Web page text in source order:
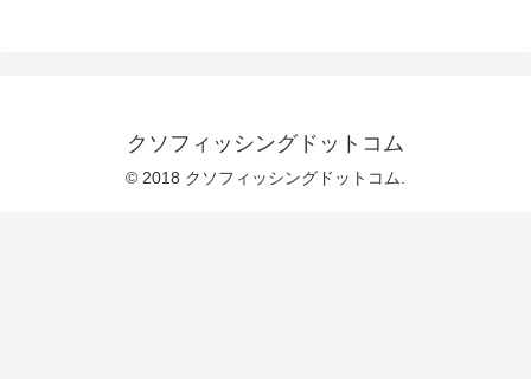
クソフィッシングドットコム
© 2018 クソフィッシングドットコム.